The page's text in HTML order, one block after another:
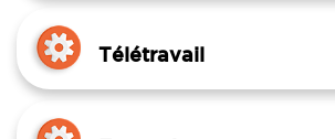
Télétravail